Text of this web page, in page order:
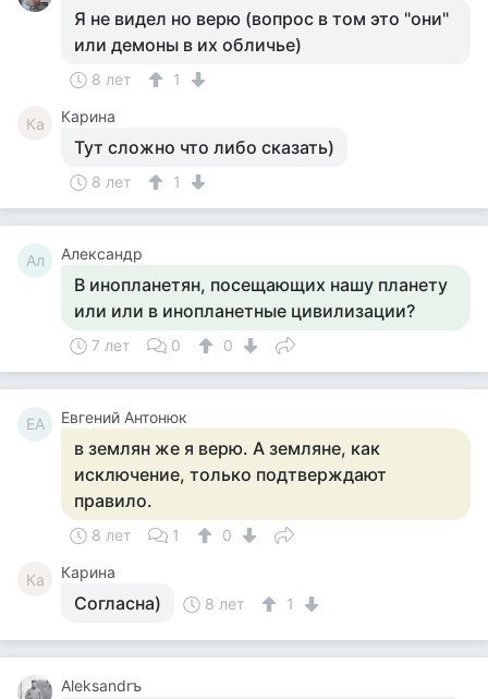
Я не видел но верю (вопрос в том это "они"
или демоны в их обличье)
8 лет 1
Ка Карина
Тут сложно что либо сказать)
8 лет 1
Ал Александр
В инопланетян, посещающих нашу планету
или или в инопланетные цивилизации?
7 лет 0 0
ЕА Евгений Антонюк
в землян же я верю. А земляне, как
исключение, только подтверждают
правило.
8 лет 1 0
Ка Карина
Согласна) 8 лет 1
Aleksandrъ